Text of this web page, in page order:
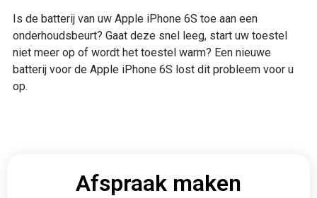
Is de batterij van uw Apple iPhone 6S toe aan een
onderhoudsbeurt? Gaat deze snel leeg, start uw toestel
niet meer op of wordt het toestel warm? Een nieuwe
batterij voor de Apple iPhone 6S lost dit probleem voor u
op.
Afspraak maken